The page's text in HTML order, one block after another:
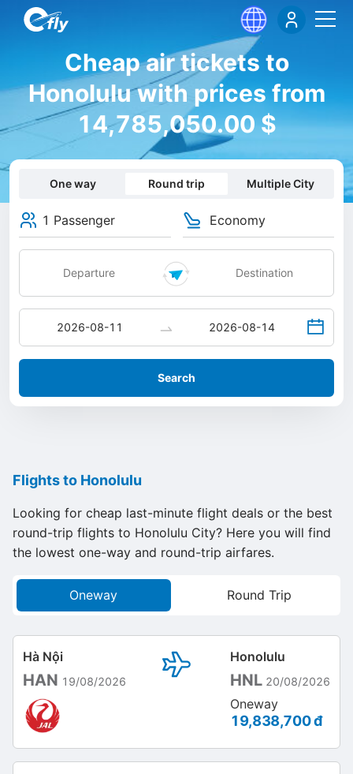
Cheap air tickets to
Honolulu with prices from
14,785,050.00 $
One way Round trip Multiple City
1 Passenger Economy
Search
Flights to Honolulu
Looking for cheap last-minute flight deals or the best
round-trip flights to Honolulu City? Here you will find
the lowest one-way and round-trip airfares.
Oneway Round Trip
Hà Nội
HAN 19/08/2026
Honolulu
HNL 20/08/2026
Oneway
19,838,700 đ